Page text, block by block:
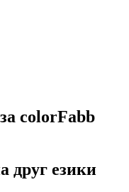
colorFabb
друг езики